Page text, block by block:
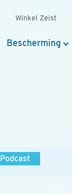
Winkel Zeist
Bescherming
Podcast